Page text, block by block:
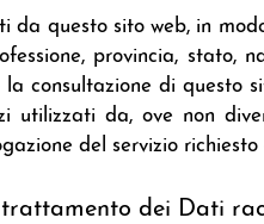
da questo sito web, in
provincia, stato,
consultazione di questo
utilizzati da, ove non
del servizio richiesto
dei Dati